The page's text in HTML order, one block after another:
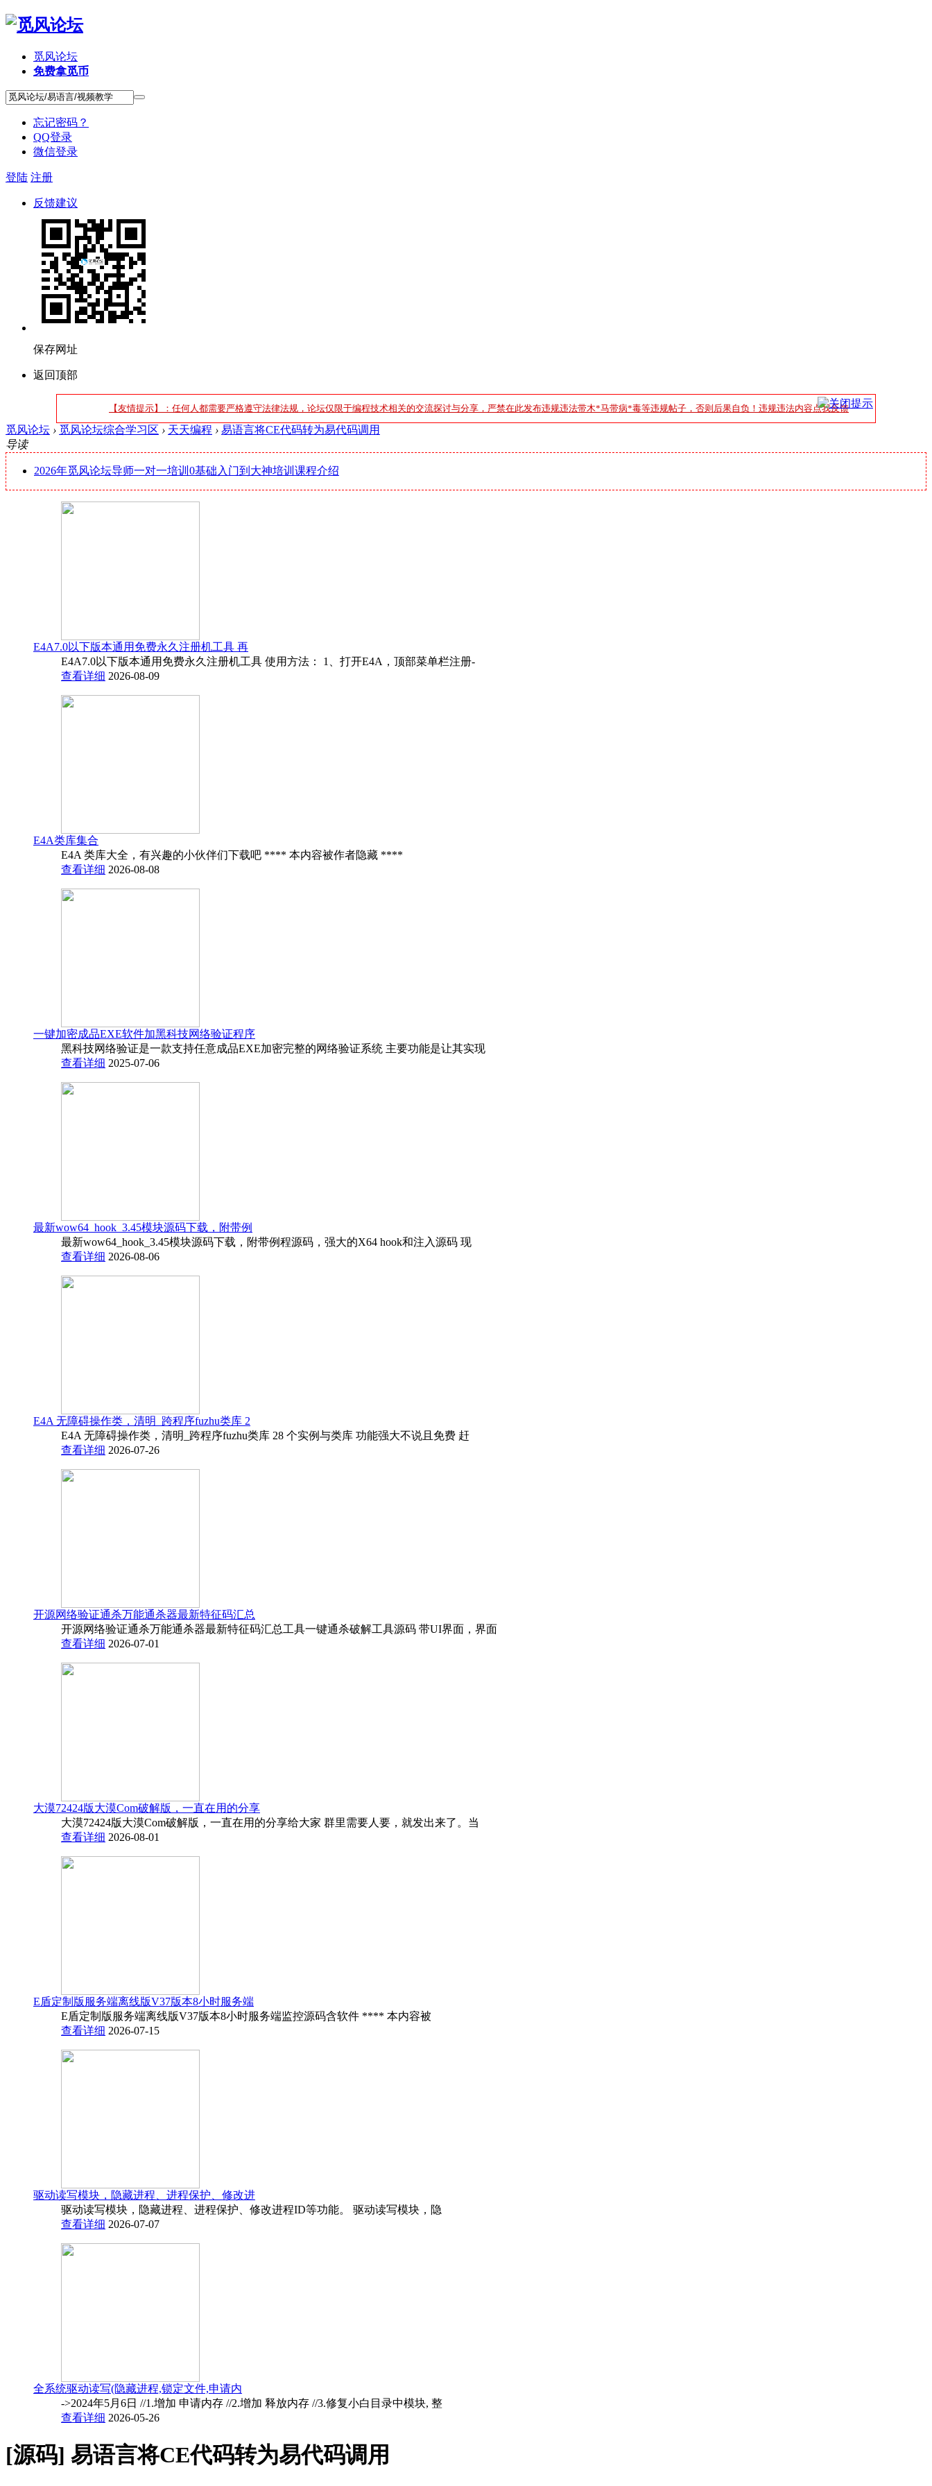
觅风论坛
免费拿觅币
忘记密码？
QQ登录
微信登录
登陆 注册
反馈建议
保存网址
返回顶部
【友情提示】：任何人都需要严格遵守法律法规，论坛仅限于编程技术相关的交流探讨与分享，严禁在此发布违规违法带木*马带病*毒等违规帖子，否则后果自负！违规违法内容点我反馈
觅风论坛 › 觅风论坛综合学习区 › 天天编程 › 易语言将CE代码转为易代码调用
导读
2026年觅风论坛导师一对一培训0基础入门到大神培训课程介绍
E4A7.0以下版本通用免费永久注册机工具 再
E4A7.0以下版本通用免费永久注册机工具 使用方法： 1、打开E4A，顶部菜单栏注册-
查看详细 2026-08-09
E4A类库集合
E4A 类库大全，有兴趣的小伙伴们下载吧 **** 本内容被作者隐藏 ****
查看详细 2026-08-08
一键加密成品EXE软件加黑科技网络验证程序
黑科技网络验证是一款支持任意成品EXE加密完整的网络验证系统 主要功能是让其实现
查看详细 2025-07-06
最新wow64_hook_3.45模块源码下载，附带例
最新wow64_hook_3.45模块源码下载，附带例程源码，强大的X64 hook和注入源码 现
查看详细 2026-08-06
E4A 无障碍操作类，清明_跨程序fuzhu类库 2
E4A 无障碍操作类，清明_跨程序fuzhu类库 28 个实例与类库 功能强大不说且免费 赶
查看详细 2026-07-26
开源网络验证通杀万能通杀器最新特征码汇总
开源网络验证通杀万能通杀器最新特征码汇总工具一键通杀破解工具源码 带UI界面，界面
查看详细 2026-07-01
大漠72424版大漠Com破解版，一直在用的分享
大漠72424版大漠Com破解版，一直在用的分享给大家 群里需要人要，就发出来了。当
查看详细 2026-08-01
E盾定制版服务端离线版V37版本8小时服务端
E盾定制版服务端离线版V37版本8小时服务端监控源码含软件 **** 本内容被
查看详细 2026-07-15
驱动读写模块，隐藏进程、进程保护、修改进
驱动读写模块，隐藏进程、进程保护、修改进程ID等功能。 驱动读写模块，隐
查看详细 2026-07-07
全系统驱动读写(隐藏进程,锁定文件,申请内
->2024年5月6日 //1.增加 申请内存 //2.增加 释放内存 //3.修复小白目录中模块, 整
查看详细 2026-05-26
[源码] 易语言将CE代码转为易代码调用